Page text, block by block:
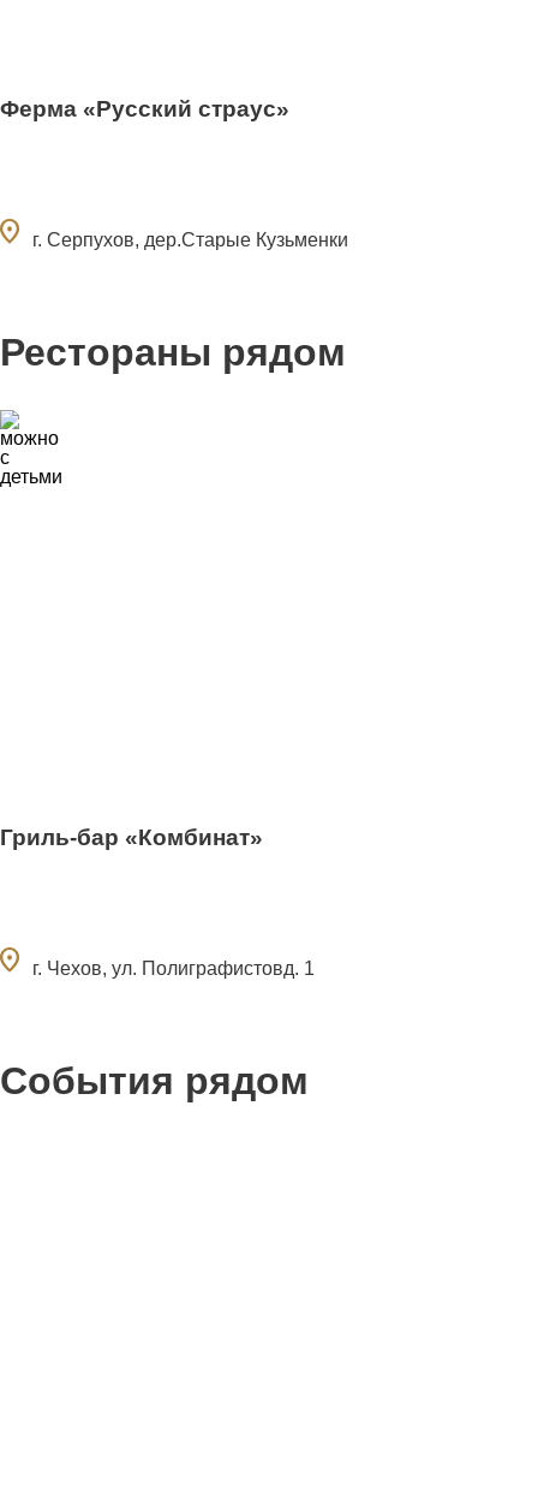
Ферма «Русский страус»
г. Серпухов, дер.Старые Кузьменки
Рестораны рядом
Гриль-бар «Комбинат»
г. Чехов, ул. Полиграфистовд. 1
События рядом